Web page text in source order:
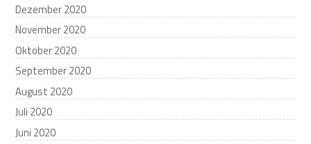
Dezember 2020
November 2020
Oktober 2020
September 2020
August 2020
Juli 2020
Juni 2020